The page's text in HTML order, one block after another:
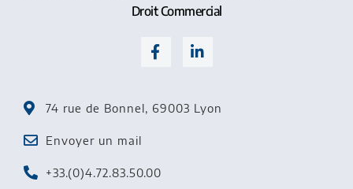
Droit Commercial
74 rue de Bonnel, 69003 Lyon
Envoyer un mail
+33.(0)4.72.83.50.00